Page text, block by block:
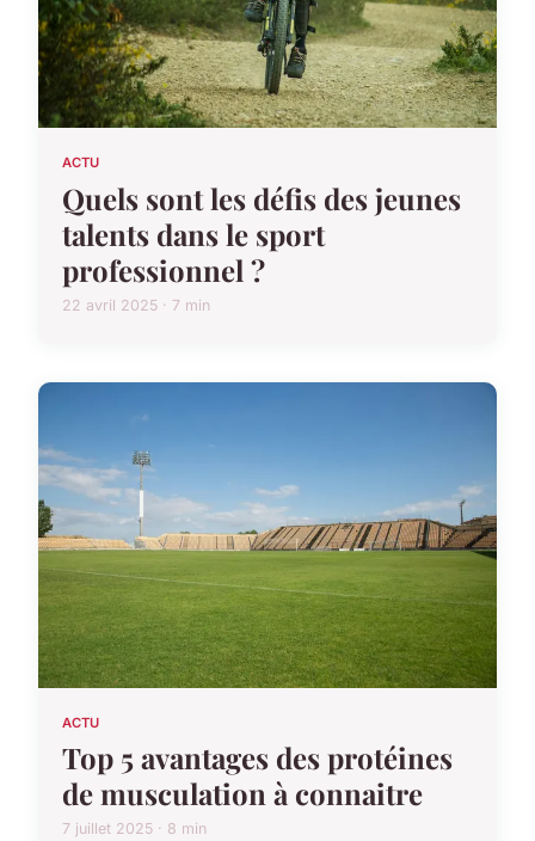
ACTU
Quels sont les défis des jeunes
talents dans le sport
professionnel ?
22 avril 2025 · 7 min
ACTU
Top 5 avantages des protéines
de musculation à connaitre
7 juillet 2025 · 8 min